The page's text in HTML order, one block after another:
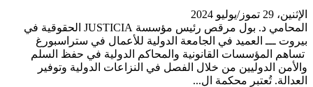
الإثنين، 29 تموز/يوليو 2024
المحامي د. بول مرقص رئيس مؤسسة JUSTICIA الحقوقية في
بيروت ـــ العميد في الجامعة الدولية للأعمال في ستراسبورغ
تساهم المؤسسات القانونية والمحاكم الدولية في حفظ السلم
والأمن الدوليين من خلال الفصل في النزاعات الدولية وتوفير
العدالة. تُعتبر محكمة ال...